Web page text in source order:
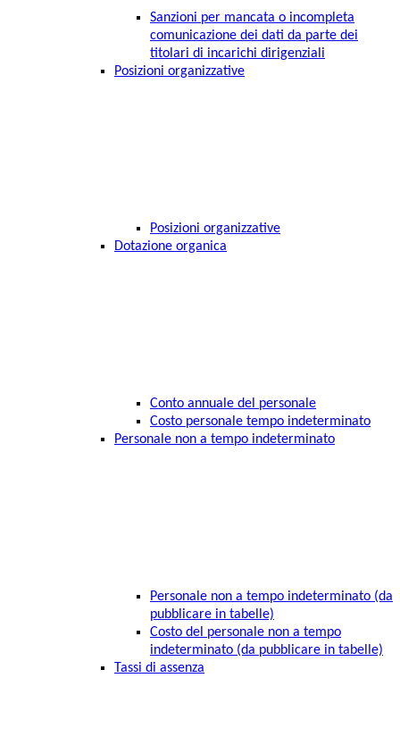
Sanzioni per mancata o incompleta
comunicazione dei dati da parte dei
titolari di incarichi dirigenziali
Posizioni organizzative
Posizioni organizzative
Dotazione organica
Conto annuale del personale
Costo personale tempo indeterminato
Personale non a tempo indeterminato
Personale non a tempo indeterminato (da
pubblicare in tabelle)
Costo del personale non a tempo
indeterminato (da pubblicare in tabelle)
Tassi di assenza